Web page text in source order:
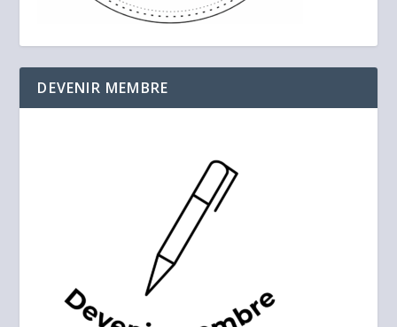
DEVENIR MEMBRE